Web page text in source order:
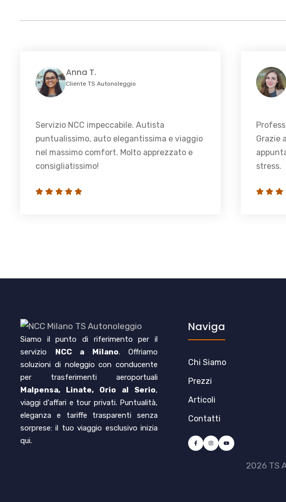
Anna T.
Cliente TS Autonoleggio
Servizio NCC impeccabile. Autista
puntualissimo, auto elegantissima e viaggio
nel massimo comfort. Molto apprezzato e
consigliatissimo!
Grazie
stress.
Siamo il punto di riferimento per il
servizio NCC a Milano. Offriamo
soluzioni di noleggio con conducente
per trasferimenti aeroportuali
Malpensa, Linate, Orio al Serio,
viaggi d'affari e tour privati. Puntualità,
eleganza e tariffe trasparenti senza
sorprese: il tuo viaggio esclusivo inizia
qui.
Naviga
Chi Siamo
Prezzi
Articoli
Contatti
2026 TS